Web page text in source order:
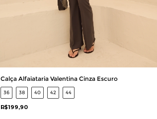
Calça Alfaiataria Valentina Cinza Escuro
36 38 40 42 44
R$199,90